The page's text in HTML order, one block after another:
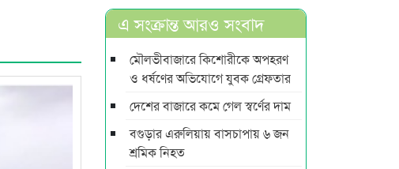
কানাডায় বিশ্বনাথ এসোসিয়েশনের আহবায়ক আবুল ও
এ সংক্রান্ত আরও সংবাদ
মৌলভীবাজারে কিশোরীকে অপহরণ
ও ধর্ষণের অভিযোগে যুবক গ্রেফতার
দেশের বাজারে কমে গেল স্বর্ণের দাম
বগুড়ার এরুলিয়ায় বাসচাপায় ৬ জন
শ্রমিক নিহত